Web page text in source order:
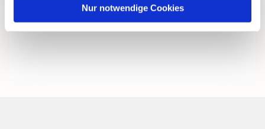
Nur notwendige Cookies